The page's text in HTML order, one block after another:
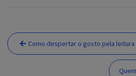
Navegação
de
Como despertar o gosto pela leitura